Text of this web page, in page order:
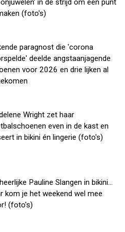
in de strijd om een punt
(foto's)
paragnost die 'corona
deelde angstaanjagende
voor 2026 en drie lijken al
Wright zet haar
even in de kast en
in bikini én lingerie (foto's)
Pauline Slangen in bikini...
kom je het weekend wel mee
(foto's)